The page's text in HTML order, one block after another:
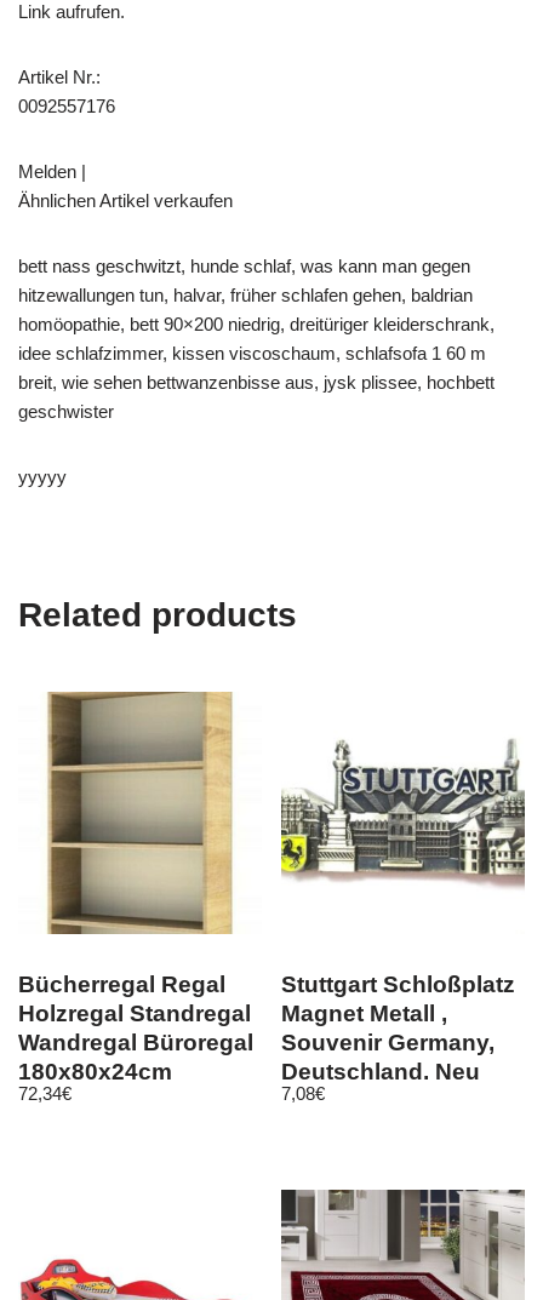
Link aufrufen.
Artikel Nr.:
0092557176
Melden |
Ähnlichen Artikel verkaufen
bett nass geschwitzt, hunde schlaf, was kann man gegen
hitzewallungen tun, halvar, früher schlafen gehen, baldrian
homöopathie, bett 90×200 niedrig, dreitüriger kleiderschrank,
idee schlafzimmer, kissen viscoschaum, schlafsofa 1 60 m
breit, wie sehen bettwanzenbisse aus, jysk plissee, hochbett
geschwister
yyyyy
Related products
Bücherregal Regal
Holzregal Standregal
Wandregal Büroregal
180x80x24cm
Sonoma
72,34€
Stuttgart Schloßplatz
Magnet Metall ,
Souvenir Germany,
Deutschland, Neu
7,08€